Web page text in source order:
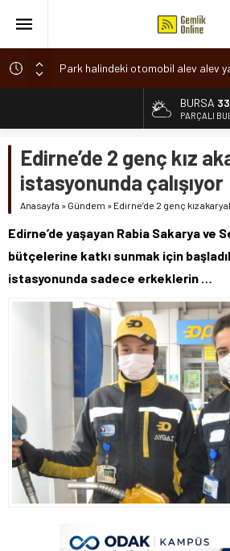
Park halindeki otomobil alev alev
Osmangazi’de baharın müjdesi
7 aylık hamileyken evden çıktı,
Romanya’da Hıdırellez Coşkusu
13.779,39
DOLAR
47,7111
55,1881
BURSA
PARÇALI
Edirne’de 2 genç kız
istasyonunda çalışıyor
Anasayfa » Gündem » Edirne’de 2 genç kız
Edirne’de yaşayan Rabia Sakarya ve
bütçelerine katkı sunmak için
istasyonunda sadece erkeklerin …